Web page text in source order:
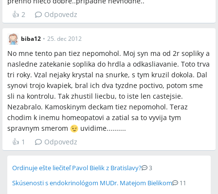
👍 2 Odpovedz
biba12 • 25. dec 2012
No mne tento pan tiez nepomohol. Moj syn ma od 2r sopliky a
nasledne zatekanie soplika do hrdla a odkasliavanie. Toto trva
tri roky. Vzal nejaky krystal na snurke, s tym kruzil dokola. Dal
synovi trojo kvapiek, bral ich dva tyzdne poctivo, potom sme
sli na kontrolu. Tak zhustil liecbu, to iste len castejsie.
Nezabralo. Kamoskinym deckam tiez nepomohol. Teraz
chodim k inemu homeopatovi a zatial sa to vyvija tym
spravnym smerom
uvidime..........
👍 1 Odpovedz
Ordinuje ešte liečiteľ Pavol Bielik z Bratislavy? 3
Skúsenosti s endokrinológom MUDr. Matejom Bielikom
11